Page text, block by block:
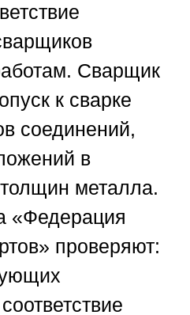
Сварщик
к сварке
соединений,
в
металла.
«Федерация
проверяют: